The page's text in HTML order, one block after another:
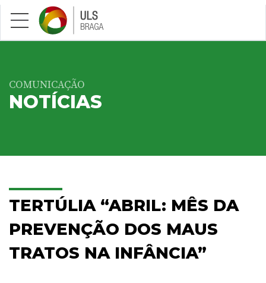
Saltar para conteúdo principal
COMUNICAÇÃO
NOTÍCIAS
TERTÚLIA “ABRIL: MÊS DA
PREVENÇÃO DOS MAUS
TRATOS NA INFÂNCIA”